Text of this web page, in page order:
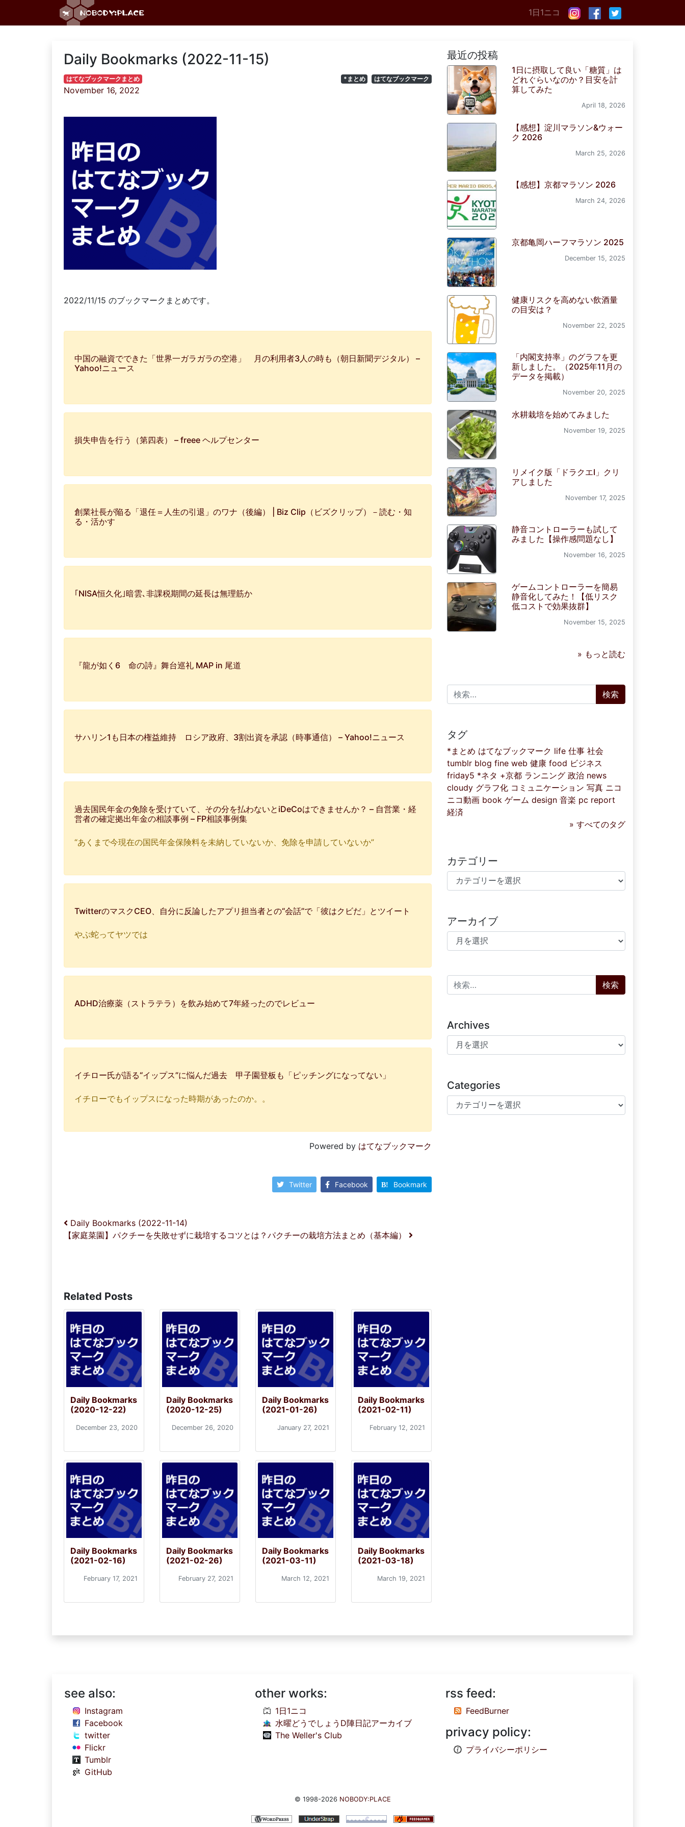
1日1ニコ
Daily Bookmarks (2022-11-15)
はてなブックマークまとめ
November 16, 2022
*まとめ はてなブックマーク
2022/11/15 のブックマークまとめです。
中国の融資でできた「世界一ガラガラの空港」 月の利用者3人の時も（朝日新聞デジタル） –
Yahoo!ニュース
損失申告を行う（第四表） – freee ヘルプセンター
創業社長が陥る「退任＝人生の引退」のワナ（後編） | Biz Clip（ビズクリップ）－読む・知
る・活かす
｢NISA恒久化｣暗雲､非課税期間の延長は無理筋か
『龍が如く6 命の詩』舞台巡礼 MAP in 尾道
サハリン1も日本の権益維持 ロシア政府、3割出資を承認（時事通信） – Yahoo!ニュース
過去国民年金の免除を受けていて、その分を払わないとiDeCoはできませんか？ – 自営業・経
営者の確定拠出年金の相談事例 – FP相談事例集
“あくまで今現在の国民年金保険料を未納していないか、免除を申請していないか”
TwitterのマスクCEO、自分に反論したアプリ担当者との“会話”で「彼はクビだ」とツイート
やぶ蛇ってヤツでは
ADHD治療薬（ストラテラ）を飲み始めて7年経ったのでレビュー
イチロー氏が語る“イップス”に悩んだ過去 甲子園登板も「ピッチングになってない」
イチローでもイップスになった時期があったのか。。
Powered by はてなブックマーク
Twitter Facebook Bookmark
投稿ナビゲーション
Daily Bookmarks (2022-11-14)
【家庭菜園】パクチーを失敗せずに栽培するコツとは？パクチーの栽培方法まとめ（基本編）
Related Posts
Daily Bookmarks
(2020-12-22)
December 23, 2020
Daily Bookmarks
(2020-12-25)
December 26, 2020
Daily Bookmarks
(2021-01-26)
January 27, 2021
Daily Bookmarks
(2021-02-11)
February 12, 2021
Daily Bookmarks
(2021-02-16)
February 17, 2021
Daily Bookmarks
(2021-02-26)
February 27, 2021
Daily Bookmarks
(2021-03-11)
March 12, 2021
Daily Bookmarks
(2021-03-18)
March 19, 2021
最近の投稿
1日に摂取して良い「糖質」は
どれぐらいなのか？目安を計
算してみた
April 18, 2026
【感想】淀川マラソン&ウォー
ク 2026
March 25, 2026
【感想】京都マラソン 2026
March 24, 2026
京都亀岡ハーフマラソン 2025
December 15, 2025
健康リスクを高めない飲酒量
の目安は？
November 22, 2025
「内閣支持率」のグラフを更
新しました。（2025年11月の
データを掲載）
November 20, 2025
水耕栽培を始めてみました
November 19, 2025
リメイク版「ドラクエI」クリ
アしました
November 17, 2025
静音コントローラーも試して
みました【操作感問題なし】
November 16, 2025
ゲームコントローラーを簡易
静音化してみた！【低リスク
低コストで効果抜群】
November 15, 2025
» もっと読む
検索:
タグ
*まとめ はてなブックマーク life 仕事 社会
tumblr blog fine web 健康 food ビジネス
friday5 *ネタ +京都 ランニング 政治 news
cloudy グラフ化 コミュニケーション 写真 ニコ
ニコ動画 book ゲーム design 音楽 pc report
経済
» すべてのタグ
カテゴリー
カテゴリー
アーカイブ
アーカイブ
検索:
Archives
Archives
Categories
Categories
see also:
Instagram
Facebook
twitter
Flickr
Tumblr
GitHub
other works:
1日1ニコ
水曜どうでしょうD陣日記アーカイブ
The Weller's Club
rss feed:
FeedBurner
privacy policy:
プライバシーポリシー
© 1998-2026 NOBODY:PLACE